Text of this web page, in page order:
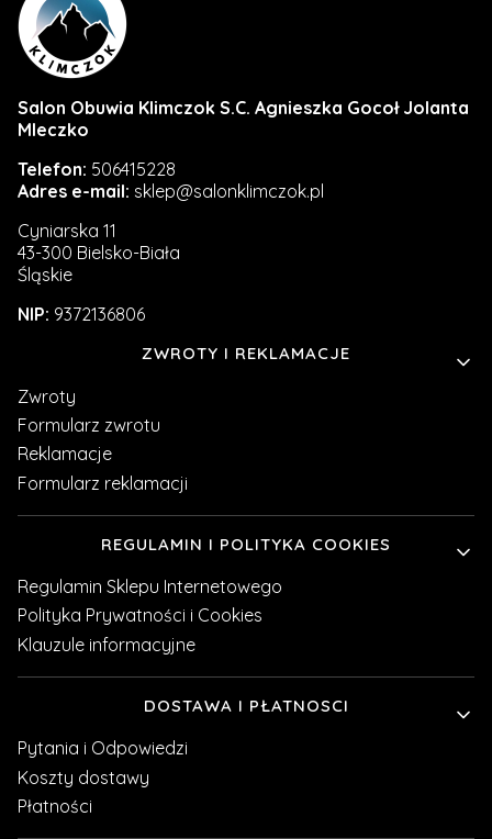
Salon Obuwia Klimczok S.C. Agnieszka Gocoł Jolanta
Mleczko
Telefon: 506415228
Adres e-mail: sklep@salonklimczok.pl
Cyniarska 11
43-300 Bielsko-Biała
Śląskie
NIP: 9372136806
Linki w stopceZWROTY I REKLAMACJE
Zwroty
Formularz zwrotu
Reklamacje
Formularz reklamacji
REGULAMIN I POLITYKA COOKIES
Regulamin Sklepu Internetowego
Polityka Prywatności i Cookies
Klauzule informacyjne
DOSTAWA I PŁATNOSCI
Pytania i Odpowiedzi
Koszty dostawy
Płatności